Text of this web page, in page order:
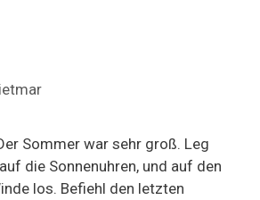
Sommer war sehr groß. Leg
die Sonnenuhren, und auf den
los. Befiehl den letzten